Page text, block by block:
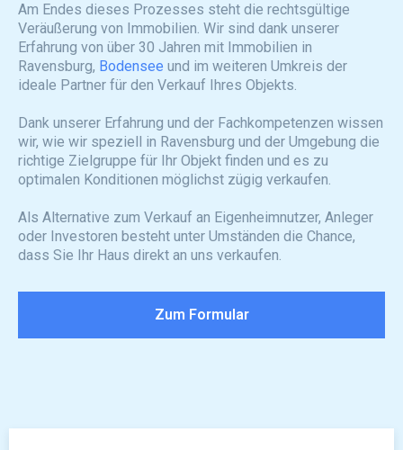
Am Endes dieses Prozesses steht die rechtsgültige
Veräußerung von Immobilien. Wir sind dank unserer
Erfahrung von über 30 Jahren mit Immobilien in
Ravensburg, Bodensee und im weiteren Umkreis der
ideale Partner für den Verkauf Ihres Objekts.
Dank unserer Erfahrung und der Fachkompetenzen wissen
wir, wie wir speziell in Ravensburg und der Umgebung die
richtige Zielgruppe für Ihr Objekt finden und es zu
optimalen Konditionen möglichst zügig verkaufen.
Als Alternative zum Verkauf an Eigenheimnutzer, Anleger
oder Investoren besteht unter Umständen die Chance,
dass Sie Ihr Haus direkt an uns verkaufen.
Zum Formular